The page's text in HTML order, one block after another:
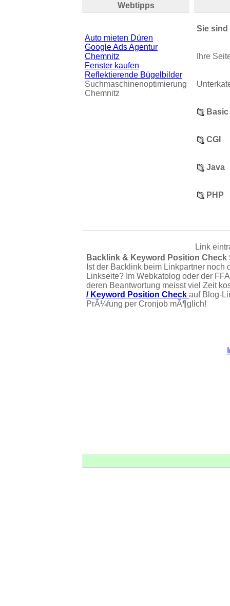
Webtipps
Auto mieten Düren
Google Ads Agentur
Chemnitz
Fenster kaufen
Reflektierende Bügelbilder
Suchmaschinenoptimierung
Chemnitz
Sie
Ihre
Basic
CGI
Java
PHP
Link
Backlink & Keyword Position
Ist der Backlink beim Linkpartner noch
Linkseite? Im Webkatolog oder der
deren Beantwortung meisst viel Zeit
/ Keyword Position Check auf Blog-
PrÃ¼fung per Cronjob mÃ¶glich!